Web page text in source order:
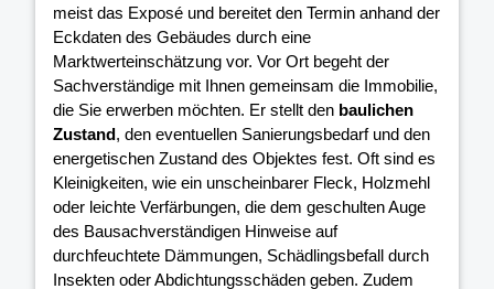
meist das Exposé und bereitet den Termin anhand der
Eckdaten des Gebäudes durch eine
Marktwerteinschätzung vor. Vor Ort begeht der
Sachverständige mit Ihnen gemeinsam die Immobilie,
die Sie erwerben möchten. Er stellt den baulichen
Zustand, den eventuellen Sanierungsbedarf und den
energetischen Zustand des Objektes fest. Oft sind es
Kleinigkeiten, wie ein unscheinbarer Fleck, Holzmehl
oder leichte Verfärbungen, die dem geschulten Auge
des Bausachverständigen Hinweise auf
durchfeuchtete Dämmungen, Schädlingsbefall durch
Insekten oder Abdichtungsschäden geben. Zudem